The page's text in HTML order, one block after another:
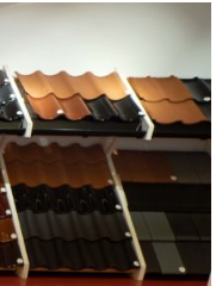
MESTER
årsrapporter
i markedsføring